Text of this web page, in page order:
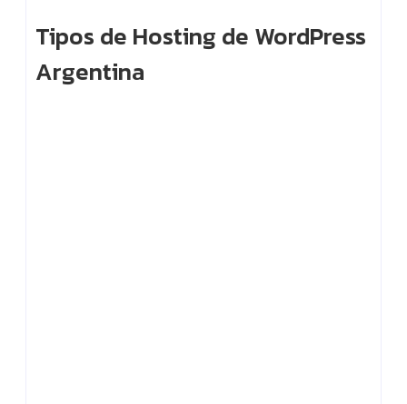
Tipos de Hosting de WordPress
Argentina